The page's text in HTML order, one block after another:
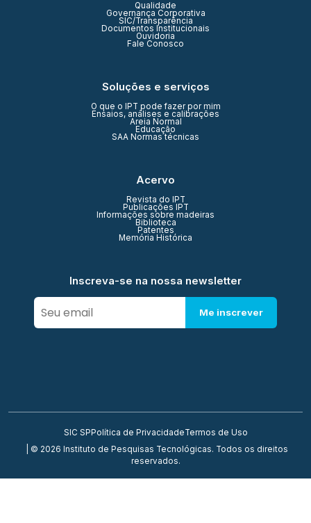
Qualidade
Governança Corporativa
SIC/Transparência
Documentos Institucionais
Ouvidoria
Fale Conosco
Soluções e serviços
O que o IPT pode fazer por mim
Ensaios, análises e calibrações
Areia Normal
Educação
SAA Normas técnicas
Acervo
Revista do IPT
Publicações IPT
Informações sobre madeiras
Biblioteca
Patentes
Memória Histórica
Inscreva-se na nossa newsletter
Me inscrever
SIC SP Política de PrivacidadeTermos de Uso
| © 2026 Instituto de Pesquisas Tecnológicas. Todos os direitos
reservados.